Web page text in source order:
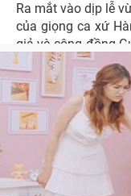
Ra mắt vào dịp lễ
của giọng ca xứ
giả và cộng đồng
không thể nào đáng